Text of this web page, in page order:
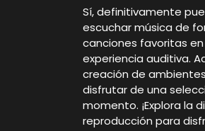
Sí, definitivamente
escuchar música de
canciones favoritas
experiencia auditiva.
creación de
disfrutar de una
momento. ¡Explora la
reproducción para